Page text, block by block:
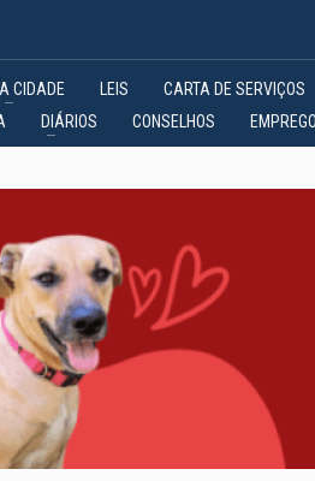
A CIDADE LEIS CARTA DE SERVIÇOS
DIÁRIOS CONSELHOS EMPREGO